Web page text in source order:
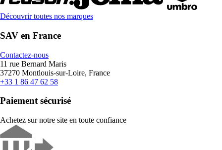
Découvrir toutes nos marques
SAV en France
Contactez-nous
11 rue Bernard Maris
37270 Montlouis-sur-Loire, France
+33 1 86 47 62 58
Paiement sécurisé
Achetez sur notre site en toute confiance